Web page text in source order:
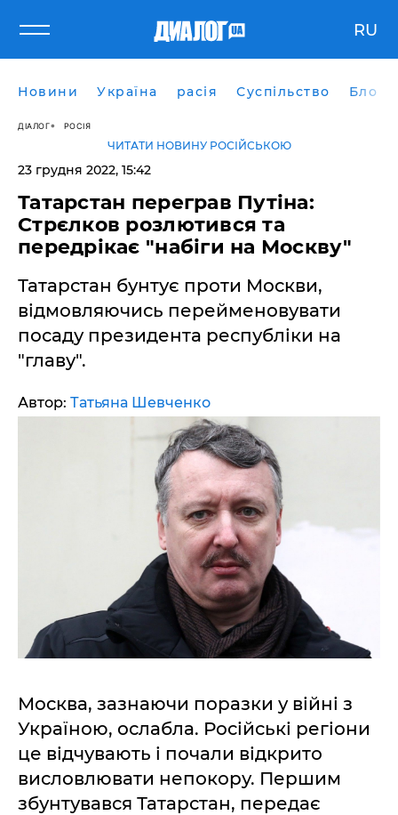
RU
Новини Україна расія Суспільство Блоги
ДІАЛОГ РОСІЯ
ЧИТАТИ НОВИНУ РОСІЙСЬКОЮ
23 грудня 2022, 15:42
Татарстан переграв Путіна:
Стрєлков розлютився та
передрікає "набіги на Москву"
Татарстан бунтує проти Москви,
відмовляючись перейменовувати
посаду президента республіки на
"главу".
Автор: Татьяна Шевченко
Москва, зазнаючи поразки у війні з
Україною, ослабла. Російські регіони
це відчувають і почали відкрито
висловлювати непокору. Першим
збунтувався Татарстан, передає